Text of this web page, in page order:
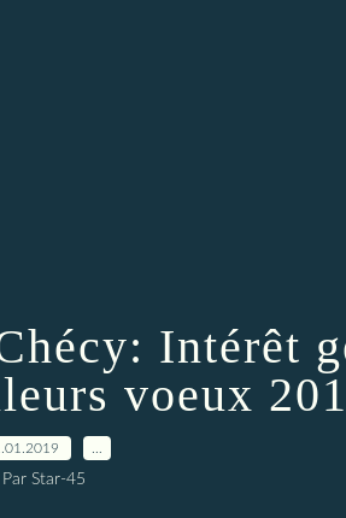
Intérêt
voeux
Par Star-45